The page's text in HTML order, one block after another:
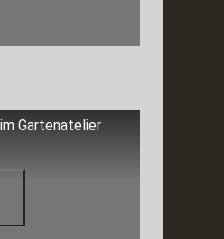
Gartenatelier